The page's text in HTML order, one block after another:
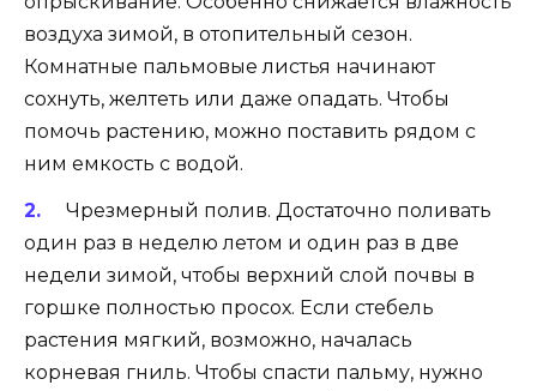
воздуха зимой, в отопительный сезон.
Комнатные пальмовые листья начинают
сохнуть, желтеть или даже опадать. Чтобы
помочь растению, можно поставить рядом с
ним емкость с водой.
Чрезмерный полив. Достаточно поливать
один раз в неделю летом и один раз в две
недели зимой, чтобы верхний слой почвы в
горшке полностью просох. Если стебель
растения мягкий, возможно, началась
корневая гниль. Чтобы спасти пальму, нужно